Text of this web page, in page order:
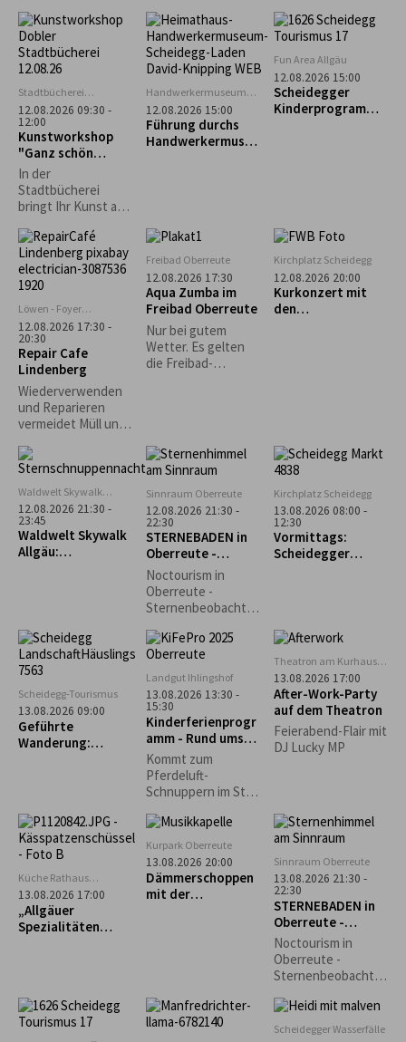
Weiler im Allgäu
Naturbilder und
Karten und je nach
Wetterlage ein
großes
Gemeinschaftsbild.
Stadtbücherei
Lindenberg
12.08.2026 09:30 -
12:00
Kunstworkshop
"Ganz schön
punktig-Yayoi
Kusama"
In der
Stadtbücherei
bringt Ihr Kunst auf
dem Motto „Ganz
schön punktig!“
bietet der
Workshop mit Gisela
Dobler die
Möglichkeit, in das
Leben und fröhlich-
bunte Werk der
japanischen
Künstlerin Yayoi
Kusama
einzutauchen. Mit
Materialien lassen
wir Punkte und
Handwerkermuseum
„Heimathaus"
Scheidegg
12.08.2026 15:00
Führung durchs
Handwerkermuseu
Fun Area Allgäu
12.08.2026 15:00
Scheidegger
Kinderprogramm:
Löwen - Foyer
Lindenberg
12.08.2026 17:30 -
20:30
Repair Cafe
Lindenberg
Wiederverwenden
und Reparieren
vermeidet Müll und
Rohstoffe und
Ressourcen,
welche ansonsten
für die Produktion
neuer Gegenstände
aufgewendet
werden müssten.
dieser Gedanke
weiterentwickelt
und auf den lokalen
Gesellschaft
getragen.
Freibad Oberreute
12.08.2026 17:30
Aqua Zumba im
Freibad Oberreute
Nur bei gutem
Wetter. Es gelten
die Freibad-
Kirchplatz Scheidegg
12.08.2026 20:00
Kurkonzert mit
den
Waldwelt Skywalk
Allgäu, Scheidegg
12.08.2026 21:30 -
23:45
Waldwelt Skywalk
Allgäu:
Sinnraum Oberreute
12.08.2026 21:30 -
22:30
STERNEBADEN in
Oberreute -
Perseiden-
Beobachtung
Noctourism in
Oberreute -
Sternenbeobachtu
Gemeinsam
schauen wir in den
Nachthimmel und
entdecken die
Schönheiten des
Nachthimmels.
Kirchplatz Scheidegg
13.08.2026 08:00 -
12:30
Vormittags:
Scheidegger
Scheidegg-Tourismus
13.08.2026 09:00
Geführte
Wanderung:
Landgut Ihlingshof
13.08.2026 13:30 -
15:30
Kinderferienprogr
amm - Rund ums
Pferd -
AUSGEBUCHT!
Kommt zum
Pferdeluft-
Schnuppern im Stall
Schwärzler auf dem
Ihlingshof. Bitte
Getränk mitbringen!
Theatron am Kurhaus
Scheidegg
13.08.2026 17:00
After-Work-Party
auf dem Theatron
Feierabend-Flair mit
DJ Lucky MP
Küche Rathaus
Scheidegg
13.08.2026 17:00
„Allgäuer
Spezialitäten
Kurpark Oberreute
13.08.2026 20:00
Dämmerschoppen
mit der
Sinnraum Oberreute
13.08.2026 21:30 -
22:30
STERNEBADEN in
Oberreute -
Perseiden-
Beobachtung
Noctourism in
Oberreute -
Sternenbeobachtu
Gemeinsam
schauen wir in den
Scheidegger Wasserfälle